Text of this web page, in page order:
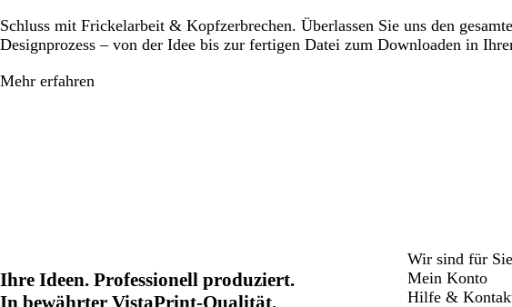
Schluss mit Frickelarbeit & Kopfzerbrechen. Überlassen Sie uns den
Designprozess – von der Idee bis zur fertigen Datei zum Downloaden in
Mehr erfahren
Ihre Ideen. Professionell produziert.
In bewährter VistaPrint-Qualität.
Wir sind für
Mein Konto
Hilfe &